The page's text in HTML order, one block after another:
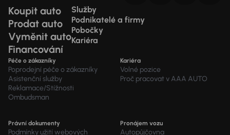
Koupit auto
Prodat auto
Vyměnit auto
Financování
Služby
Podnikatelé a firmy
Pobočky
Kariéra
Péče o zákazníky
Poprodejní péče o zákazníky
Asistenční služby
Reklamace/Stížnosti
Ombudsman
Kariéra
Volné pozice
Proč pracovat v AAA AUTO
Právní dokumenty
Podmínky užití webových
Pronájem vozu
Autopůjčovna